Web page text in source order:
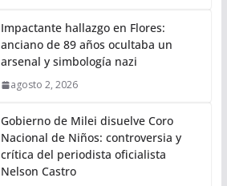
Impactante hallazgo en Flores:
anciano de 89 años ocultaba un
arsenal y simbología nazi
agosto 2, 2026
Gobierno de Milei disuelve Coro
Nacional de Niños: controversia y
crítica del periodista oficialista
Nelson Castro